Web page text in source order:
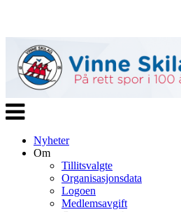
Veksle
navigasjon
Nyheter
Om
Tillitsvalgte
Organisasjonsdata
Logoen
Medlemsavgift